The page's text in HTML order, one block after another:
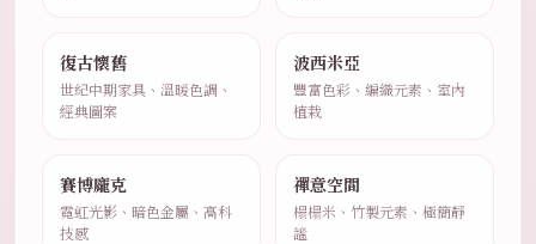
復古懷舊
世紀中期家具、溫暖色調、
經典圖案
波西米亞
豐富色彩、編織元素、室內
植栽
賽博龐克
霓虹光影、暗色金屬、高科
技感
禪意空間
榻榻米、竹製元素、極簡靜
謐